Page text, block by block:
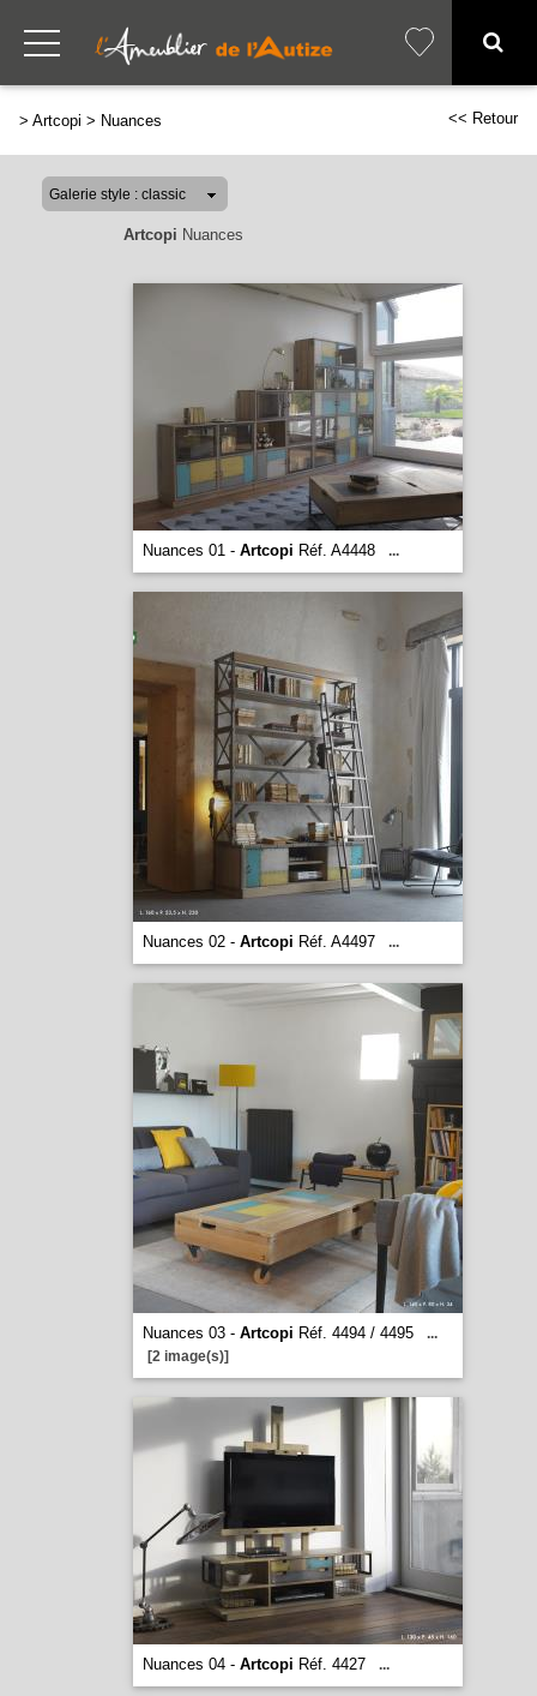
> Artcopi > Nuances << Retour
Artcopi Nuances
Nuances 01 - Artcopi Réf. A4448 ...
Nuances 02 - Artcopi Réf. A4497 ...
Nuances 03 - Artcopi Réf. 4494 / 4495
...
[2 image(s)]
Nuances 04 - Artcopi Réf. 4427 ...